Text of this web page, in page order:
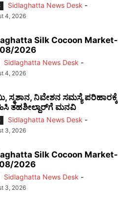
Sidlaghatta News Desk -
4, 2026
Silk Cocoon Market-
2026
Sidlaghatta News Desk -
4, 2026
ಸ್ಮಶಾನ, ನಿವೇಶನ ಸಮಸ್ಯೆ ಪರಿಹಾರಕ್ಕೆ
ತಹಶೀಲ್ದಾರ್‌ಗೆ ಮನವಿ
Sidlaghatta News Desk -
3, 2026
Silk Cocoon Market-
2026
Sidlaghatta News Desk -
3, 2026